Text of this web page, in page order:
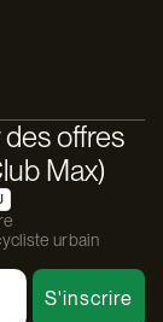
offres
Max)
urbain
S'inscrire